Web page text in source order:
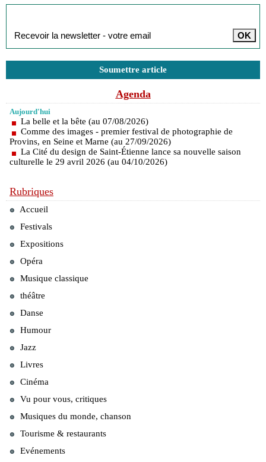
Soumettre article
Agenda
Aujourd'hui
La belle et la bête (au 07/08/2026)
Comme des images - premier festival de photographie de
Provins, en Seine et Marne (au 27/09/2026)
La Cité du design de Saint-Étienne lance sa nouvelle saison
culturelle le 29 avril 2026 (au 04/10/2026)
Rubriques
Accueil
Festivals
Expositions
Opéra
Musique classique
théâtre
Danse
Humour
Jazz
Livres
Cinéma
Vu pour vous, critiques
Musiques du monde, chanson
Tourisme & restaurants
Evénements